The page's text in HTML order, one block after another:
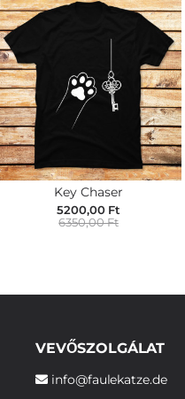
Key Chaser
5200,00 Ft
6350,00 Ft
VEVŐSZOLGÁLAT
info@faulekatze.de